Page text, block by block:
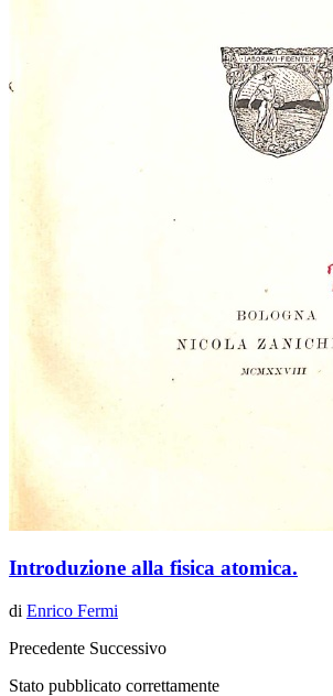
Introduzione alla fisica atomica.
di Enrico Fermi
Precedente Successivo
Stato pubblicato correttamente